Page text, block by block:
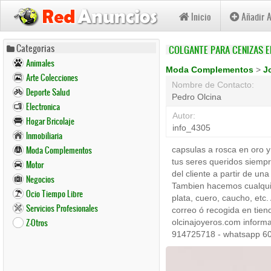
Pasar
contenido
principal
Inicio Añadir
Categorias
Animales
Arte Colecciones
Deporte Salud
Electronica
Hogar Bricolaje
Inmobiliaria
Moda Complementos
Motor
Negocios
Ocio Tiempo Libre
Servicios Profesionales
Z-Otros
COLGANTE PARA
Moda Complementos >
Nombre de Contacto:
Pedro Olcina
Autor:
info_4305
capsulas a rosca en oro
tus seres queridos
del cliente a partir de
Tambien hacemos
plata, cuero, caucho,
correo ó recogida en
olcinajoyeros.com
914725718 - whatsapp